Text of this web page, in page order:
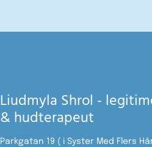
Liudmyla Shrol -
& hudterapeut
Parkgatan 19 ( i Syster Med Flers